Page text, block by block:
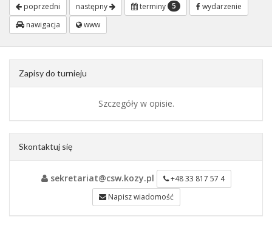
poprzedni następny terminy 5
wydarzenie
nawigacja
www
Zapisy do turnieju
Szczegóły w opisie.
Skontaktuj się
sekretariat@csw.kozy.pl
+48 33 817 57 4
Napisz wiadomość